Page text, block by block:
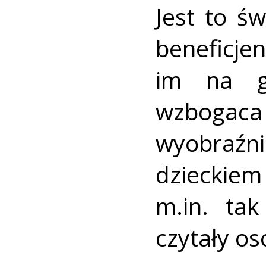
Jest to
im na
m.in.
czytały